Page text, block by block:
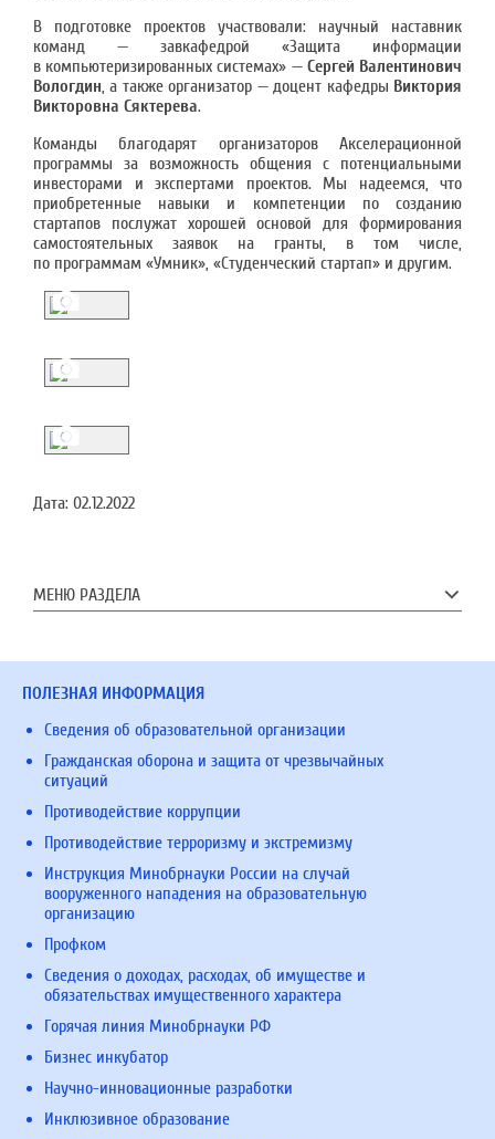
В подготовке проектов участвовали: научный наставник
команд — завкафедрой «Защита информации
в компьютеризированных системах» — Сергей Валентинович
Вологдин, а также организатор — доцент кафедры Виктория
Викторовна Сяктерева.
Команды благодарят организаторов Акселерационной
программы за возможность общения с потенциальными
инвесторами и экспертами проектов. Мы надеемся, что
приобретенные навыки и компетенции по созданию
стартапов послужат хорошей основой для формирования
самостоятельных заявок на гранты, в том числе,
по программам «Умник», «Студенческий стартап» и другим.
Дата: 02.12.2022
МЕНЮ РАЗДЕЛА
ПОЛЕЗНАЯ ИНФОРМАЦИЯ
Сведения об образовательной организации
Гражданская оборона и защита от чрезвычайных
ситуаций
Противодействие коррупции
Противодействие терроризму и экстремизму
Инструкция Минобрнауки России на случай
вооруженного нападения на образовательную
организацию
Профком
Сведения о доходах, расходах, об имуществе и
обязательствах имущественного характера
Горячая линия Минобрнауки РФ
Бизнес инкубатор
Научно-инновационные разработки
Инклюзивное образование